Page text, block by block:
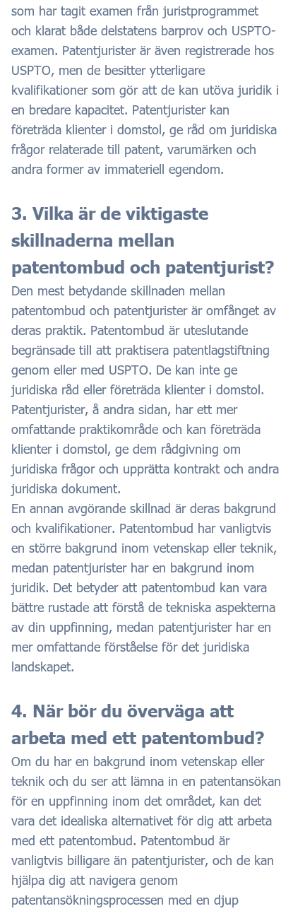
som har tagit examen från juristprogrammet
och klarat både delstatens barprov och USPTO-
examen. Patentjurister är även registrerade hos
USPTO, men de besitter ytterligare
kvalifikationer som gör att de kan utöva juridik i
en bredare kapacitet. Patentjurister kan
företräda klienter i domstol, ge råd om juridiska
frågor relaterade till patent, varumärken och
andra former av immateriell egendom.
3. Vilka är de viktigaste
skillnaderna mellan
patentombud och patentjurist?
Den mest betydande skillnaden mellan
patentombud och patentjurister är omfånget av
deras praktik. Patentombud är uteslutande
begränsade till att praktisera patentlagstiftning
genom eller med USPTO. De kan inte ge
juridiska råd eller företräda klienter i domstol.
Patentjurister, å andra sidan, har ett mer
omfattande praktikområde och kan företräda
klienter i domstol, ge dem rådgivning om
juridiska frågor och upprätta kontrakt och andra
juridiska dokument.
En annan avgörande skillnad är deras bakgrund
och kvalifikationer. Patentombud har vanligtvis
en större bakgrund inom vetenskap eller teknik,
medan patentjurister har en bakgrund inom
juridik. Det betyder att patentombud kan vara
bättre rustade att förstå de tekniska aspekterna
av din uppfinning, medan patentjurister har en
mer omfattande förståelse för det juridiska
landskapet.
4. När bör du överväga att
arbeta med ett patentombud?
Om du har en bakgrund inom vetenskap eller
teknik och du ser att lämna in en patentansökan
för en uppfinning inom det området, kan det
vara det idealiska alternativet för dig att arbeta
med ett patentombud. Patentombud är
vanligtvis billigare än patentjurister, och de kan
hjälpa dig att navigera genom
patentansökningsprocessen med en djup